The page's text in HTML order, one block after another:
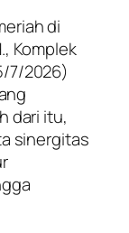
di
Komplek
7/2026)
dari itu,
sinergitas